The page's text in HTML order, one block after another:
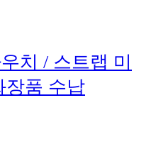
치 / 스트랩 미
장품 수납